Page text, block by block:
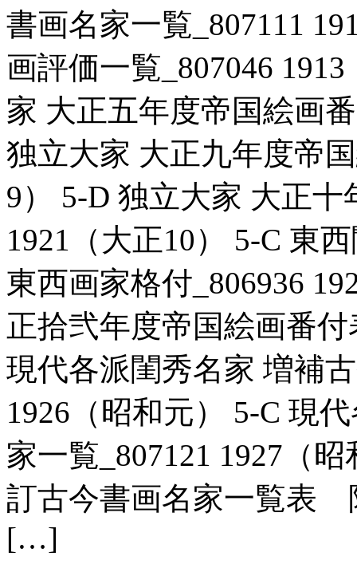
書画名家一覧_807111
画評価一覧_807046
家 大正五年度帝国絵画
独立大家 大正九年度帝
9） 5-D 独立大家 大正十
1921（大正10） 5-C 東
東西画家格付_806936
正拾弐年度帝国絵画番付
現代各派閨秀名家 増補
1926（昭和元） 5-C 現
家一覧_807121 1927（
訂古今書画名家一覧表
[…]